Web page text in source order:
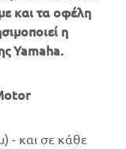
και τα οφέλη
η
Yamaha.
- και σε κάθε